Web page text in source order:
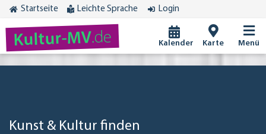
Startseite Leichte Sprache Login
Kultur-MV.de Kalender Karte Menü
Kunst & Kultur finden